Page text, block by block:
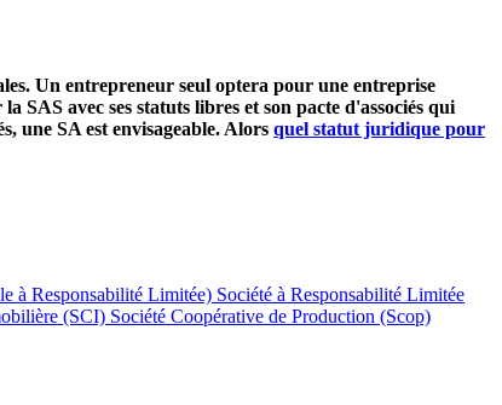
Un entrepreneur seul optera pour une entreprise
avec ses statuts libres et son pacte d'associés qui
une SA est envisageable. Alors quel statut juridique pour
à Responsabilité Limitée) Société à Responsabilité Limitée
(SCI) Société Coopérative de Production (Scop)